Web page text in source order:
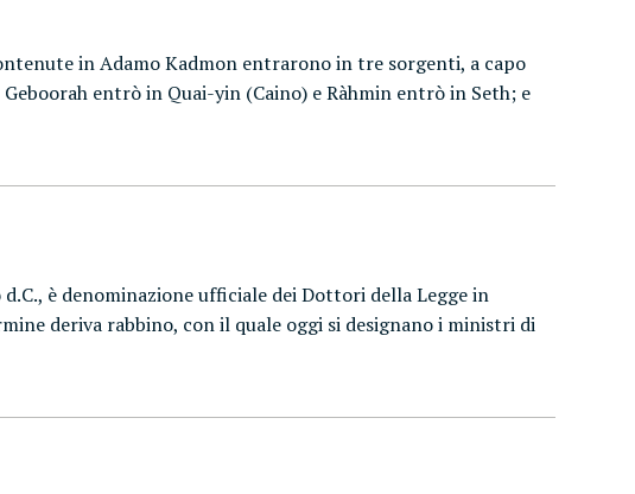
in Adamo Kadmon entrarono in tre sorgenti, a capo
entrò in Quai-yin (Caino) e Ràhmin entrò in Seth; e
è denominazione ufficiale dei Dottori della Legge in
deriva rabbino, con il quale oggi si designano i ministri di